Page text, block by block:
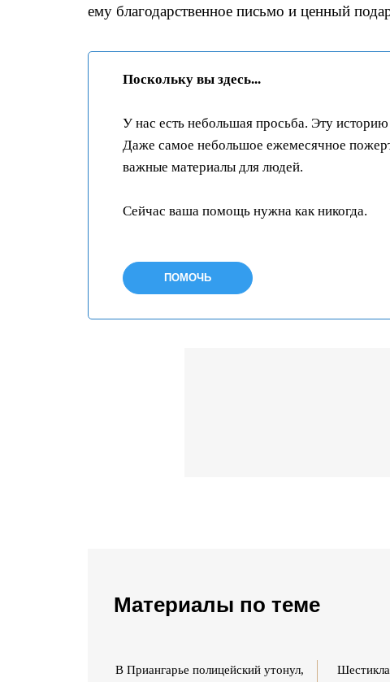
ему благодарственное письмо и ценный
Поскольку вы здесь...
У нас есть небольшая просьба. Эту историю
Даже самое небольшое ежемесячное
важные материалы для людей.
Сейчас ваша помощь нужна как никогда.
ПОМОЧЬ
Материалы по теме
В Приангарье полицейский утонул,